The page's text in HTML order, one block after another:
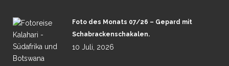
Foto des Monats 07/26 – Gepard mit
Schabrackenschakalen.
10 Juli, 2026